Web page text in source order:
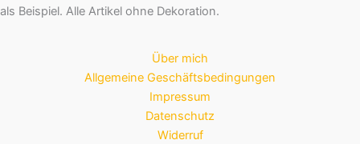
als Beispiel. Alle Artikel ohne Dekoration.
Über mich
Allgemeine Geschäftsbedingungen
Impressum
Datenschutz
Widerruf